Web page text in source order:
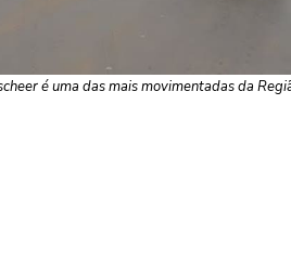
é uma das mais movimentadas da